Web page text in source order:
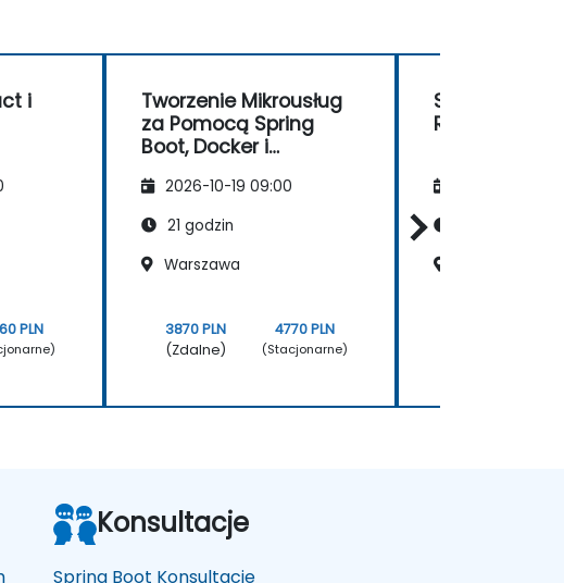
i
PLN
Tworzenie Mikrousług
za Pomocą Spring
Boot, Docker i
2026-10-19 09:00
21 godzin
Warszawa
3870 PLN
(Zdalne)
4770 PLN
(Stacjonarne)
Spring Boot,
Redux
Konsultacje
Spring Boot Konsultacje